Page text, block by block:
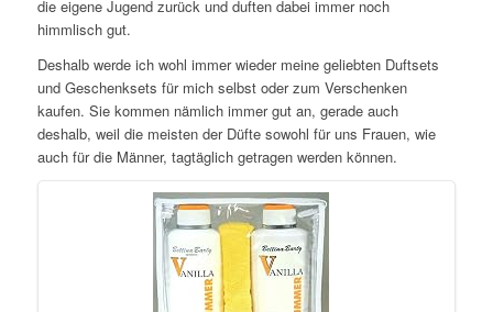
die eigene Jugend zurück und duften dabei immer noch
himmlisch gut.
Deshalb werde ich wohl immer wieder meine geliebten Duftsets
und Geschenksets für mich selbst oder zum Verschenken
kaufen. Sie kommen nämlich immer gut an, gerade auch
deshalb, weil die meisten der Düfte sowohl für uns Frauen, wie
auch für die Männer, tagtäglich getragen werden können.